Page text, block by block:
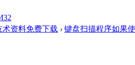
资料免费下载 › 键盘扫描程序如果